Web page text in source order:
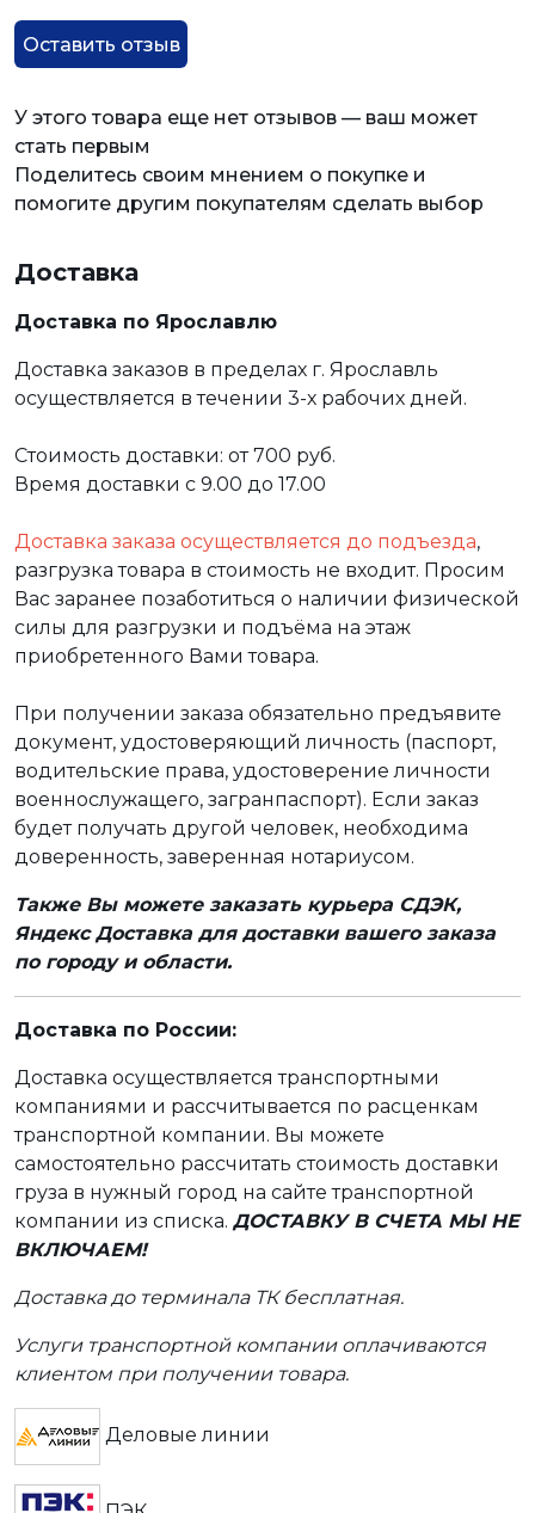
Оставить отзыв
У этого товара еще нет отзывов — ваш может
стать первым
Поделитесь своим мнением о покупке и
помогите другим покупателям сделать выбор
Доставка
Доставка по Ярославлю
Доставка заказов в пределах г. Ярославль
осуществляется в течении 3-х рабочих дней.
Стоимость доставки: от 700 руб.
Время доставки с 9.00 до 17.00
Доставка заказа осуществляется до подъезда,
разгрузка товара в стоимость не входит. Просим
Вас заранее позаботиться о наличии физической
силы для разгрузки и подъёма на этаж
приобретенного Вами товара.
При получении заказа обязательно предъявите
документ, удостоверяющий личность (паспорт,
водительские права, удостоверение личности
военнослужащего, загранпаспорт). Если заказ
будет получать другой человек, необходима
доверенность, заверенная нотариусом.
Также Вы можете заказать курьера СДЭК,
Яндекс Доставка для доставки вашего заказа
по городу и области.
Доставка по России:
Доставка осуществляется транспортными
компаниями и рассчитывается по расценкам
транспортной компании. Вы можете
самостоятельно рассчитать стоимость доставки
груза в нужный город на сайте транспортной
компании из списка. ДОСТАВКУ В СЧЕТА МЫ НЕ
ВКЛЮЧАЕМ!
Доставка до терминала ТК бесплатная.
Услуги транспортной компании оплачиваются
клиентом при получении товара.
Деловые линии